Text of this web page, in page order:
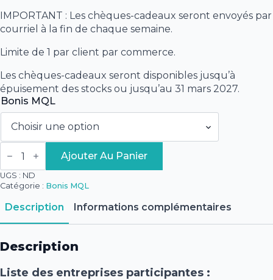
IMPORTANT : Les chèques-cadeaux seront envoyés par
courriel à la fin de chaque semaine.
Limite de 1 par client par commerce.
Les chèques-cadeaux seront disponibles jusqu’à
épuisement des stocks ou jusqu’au 31 mars 2027.
Bonis MQL
quantité
de
MQL
-
Lévis
Ajouter Au Panier
UGS : ND
Catégorie : Bonis MQL
Description Informations complémentaires
Description
Liste des entreprises participantes :